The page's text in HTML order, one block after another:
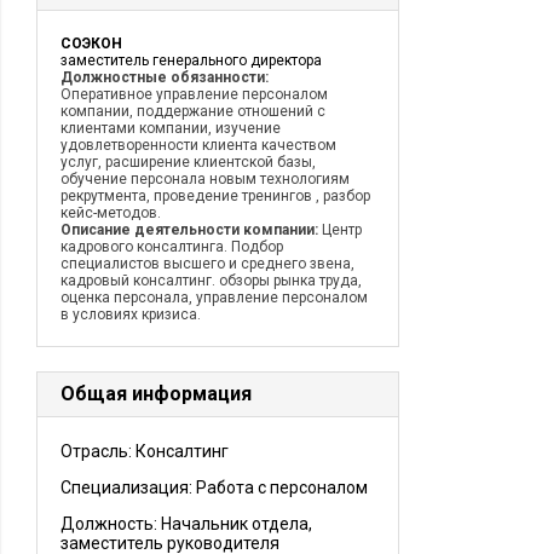
CОЭКОН
заместитель генерального директора
Должностные обязанности:
Оперативное управление персоналом
компании, поддержание отношений с
клиентами компании, изучение
удовлетворенности клиента качеством
услуг, расширение клиентской базы,
обучение персонала новым технологиям
рекрутмента, проведение тренингов , разбор
кейс-методов.
Описание деятельности компании: Центр
кадрового консалтинга. Подбор
специалистов высшего и среднего звена,
кадровый консалтинг. обзоры рынка труда,
оценка персонала, управление персоналом
в условиях кризиса.
Общая информация
Отрасль: Консалтинг
Специализация: Работа с персоналом
Должность: Начальник отдела,
заместитель руководителя